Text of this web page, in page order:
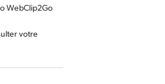
WebClip2Go
votre